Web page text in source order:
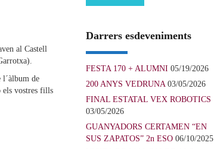
al Castell
l´àlbum de
els vostres fills
Darrers esdeveniments
FESTA 170 + ALUMNI 05/19/2026
200 ANYS VEDRUNA 03/05/2026
FINAL ESTATAL VEX ROBOTICS
03/05/2026
GUANYADORS CERTAMEN “EN
SUS ZAPATOS” 2n ESO 06/10/2025